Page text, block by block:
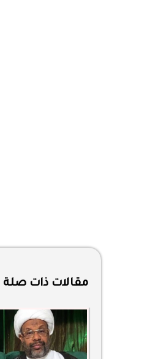
مقالات ذات صلة